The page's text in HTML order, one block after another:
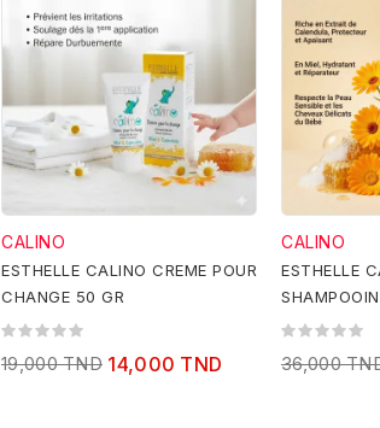
CALINO
ESTHELLE CALINO CREME POUR
CHANGE 50 GR
19,000 TND 14,000 TND
CALINO
ESTHELLE
CHEVEUX-
36,000